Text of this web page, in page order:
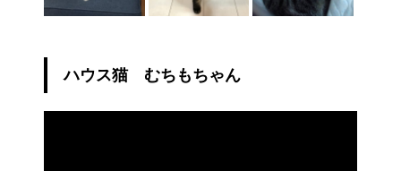
ハウス猫 むちもちゃん